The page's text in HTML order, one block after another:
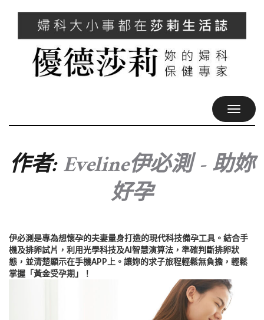
作者:Eveline伊必測 - 助妳
好孕
伊必測是專為想懷孕的夫妻量身打造的現代科技備孕工具。 結合手
機及排卵試片，利用光學科技及AI智慧演算法，準確判斷排卵狀
態，並清楚顯示在手機APP上。讓妳的求子旅程輕鬆無負擔，輕鬆
掌握「黃金受孕期」！